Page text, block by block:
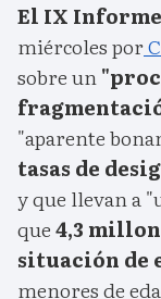
El IX Informe
miércoles por
sobre un
"aparente
tasas de
y que llevan a
que4,3
situación de
menores de